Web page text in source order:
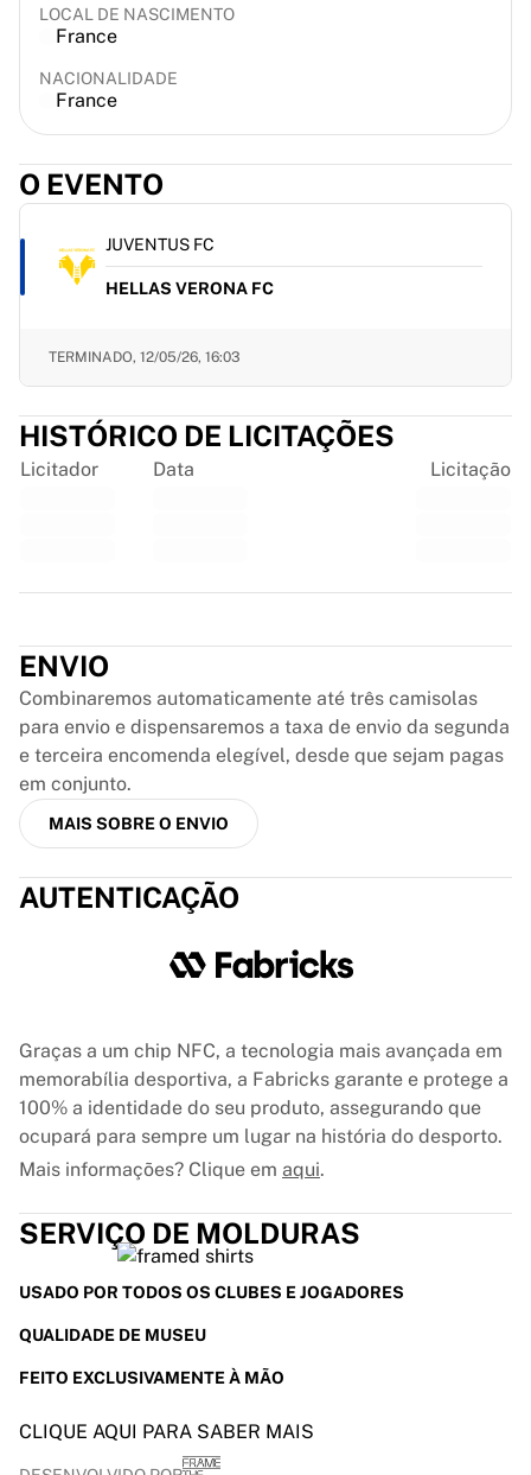
Harlequins
Ver tudo sobre râguebi
Críquete
England Cricket
Delhi Capitals
West Indies
Cricket Ireland
Ver tudo sobre críquete
Hóquei no gelo
Aalborg Pirates
Tre Kronor
Ver tudo sobre hóquei no gelo
Outro
Glory Kickboxing
Team Liquid
Como funciona
LOCAL DE NASCIMENTO
France
NACIONALIDADE
France
O EVENTO
JUVENTUS FC
HELLAS VERONA FC
TERMINADO, 12/05/26, 16:03
HISTÓRICO DE LICITAÇÕES
Licitador Data Licitação
ENVIO
Combinaremos automaticamente até três camisolas
para envio e dispensaremos a taxa de envio da segunda
e terceira encomenda elegível, desde que sejam pagas
em conjunto.
MAIS SOBRE O ENVIO
AUTENTICAÇÃO
Graças a um chip NFC, a tecnologia mais avançada em
memorabília desportiva, a Fabricks garante e protege a
100% a identidade do seu produto, assegurando que
ocupará para sempre um lugar na história do desporto.
Mais informações? Clique em aqui.
SERVIÇO DE MOLDURAS
USADO POR TODOS OS CLUBES E JOGADORES
QUALIDADE DE MUSEU
FEITO EXCLUSIVAMENTE À MÃO
CLIQUE AQUI PARA SABER MAIS